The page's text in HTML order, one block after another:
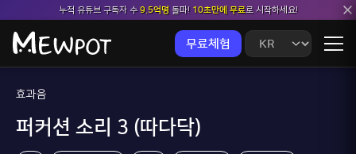
누적 유튜브 구독자 수9.5억명돌파! 10초만에 무료로 시작하세요!
무료체험
효과음
퍼커션 소리 3 (따다닥)